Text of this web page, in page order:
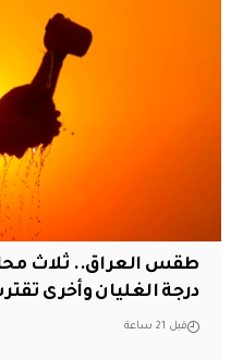
طقس العراق.. ثلاث
درجة الغليان وأخرى
قبل 21 ساعة